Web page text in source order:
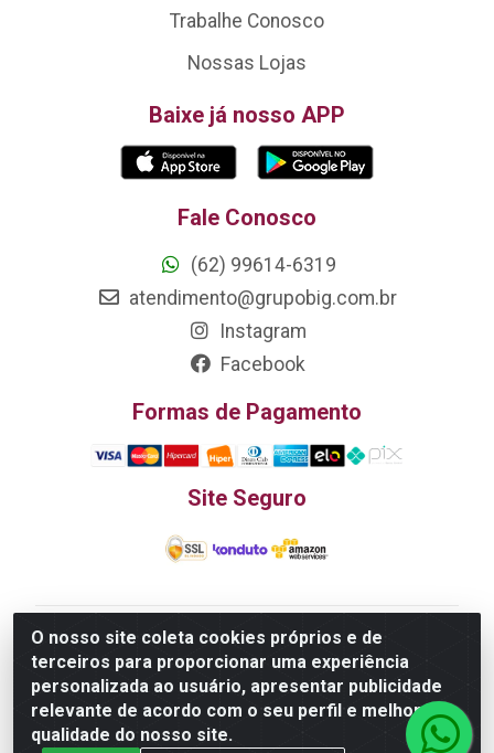
O nosso site coleta cookies próprios e de
terceiros para proporcionar uma experiência
personalizada ao usuário, apresentar publicidade
relevante de acordo com o seu perfil e melhorar a
qualidade do nosso site.
Trabalhe Conosco
Nossas Lojas
Baixe já nosso APP
Fale Conosco
(62) 99614-6319
atendimento@grupobig.com.br
Instagram
Facebook
Formas de Pagamento
Site Seguro
Edn Utilidades Domésticas Importação e Exportação
LTDA - R. Edmundo Pinto da Cunha, LT APM 06, N 133 -
Res. Luiza Monteiro, Trindade - GO, 75385-000 - CNPJ
20.758.851.0045/26